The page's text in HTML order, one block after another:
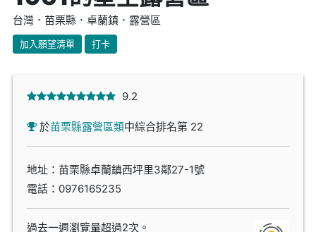
台灣．苗栗縣．卓蘭鎮．露營區
加入願望清單 打卡
9.2
於苗栗縣露營區類中綜合排名第 22
地址：苗栗縣卓蘭鎮西坪里3鄰27-1號
電話： 0976165235
過去一週瀏覽量超過2次。